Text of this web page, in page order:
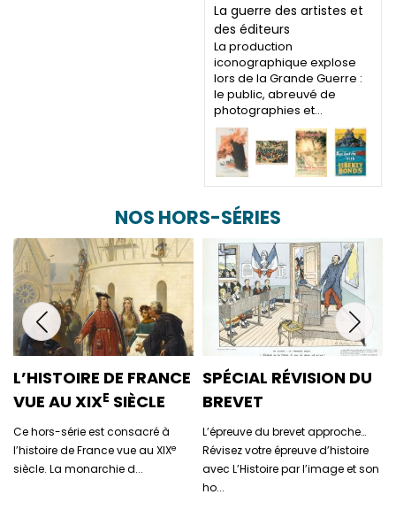
La guerre des artistes et
des éditeurs
La production
iconographique explose
lors de la Grande Guerre :
le public, abreuvé de
photographies et…
NOS HORS-SÉRIES
L’HISTOIRE DE FRANCE
VUE AU XIXE SIÈCLE
Ce hors-série est consacré à
l’histoire de France vue au XIXe
siècle. La monarchie d...
SPÉCIAL RÉVISION DU
BREVET
L’épreuve du brevet approche…
Révisez votre épreuve d’histoire
avec L’Histoire par l’image et son
ho...